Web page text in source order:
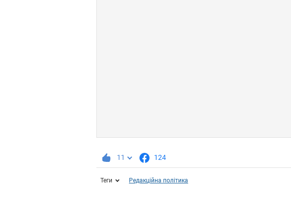
11 124
Теги Редакційна політика